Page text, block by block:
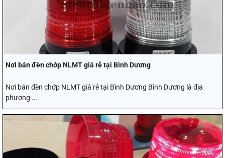
Nơi bán đèn chớp NLMT giá rẻ tại Bình Dương
Nơi bán đèn chớp NLMT giá rẻ tại Bình Dương Bình Dương là địa
phương ...